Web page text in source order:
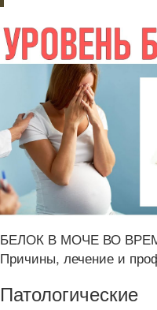
БЕЛОК В МОЧЕ ВО
Причины, лечение и
Патологические